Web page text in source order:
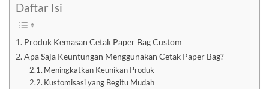
Daftar Isi
Produk Kemasan Cetak Paper Bag Custom
Apa Saja Keuntungan Menggunakan Cetak Paper Bag?
Meningkatkan Keunikan Produk
Kustomisasi yang Begitu Mudah